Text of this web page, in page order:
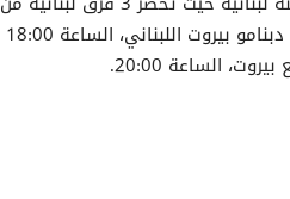
الساعة 20:00.